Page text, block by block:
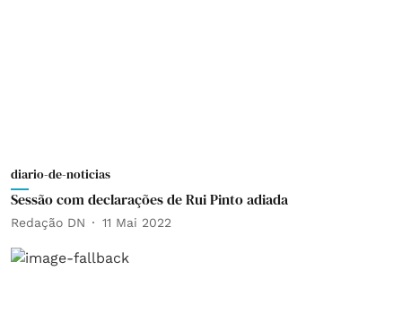
diario-de-noticias
Sessão com declarações de Rui Pinto adiada
Redação DN 11 Mai 2022